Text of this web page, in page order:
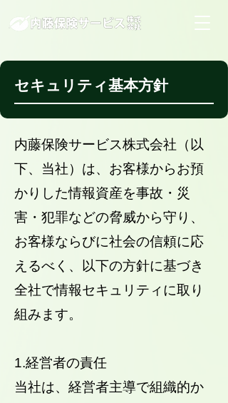
セキュリティ基本方針
内藤保険サービス株式会社（以
下、当社）は、お客様からお預
かりした情報資産を事故・災
害・犯罪などの脅威から守り、
お客様ならびに社会の信頼に応
えるべく、以下の方針に基づき
全社で情報セキュリティに取り
組みます。
1.経営者の責任
当社は、経営者主導で組織的か